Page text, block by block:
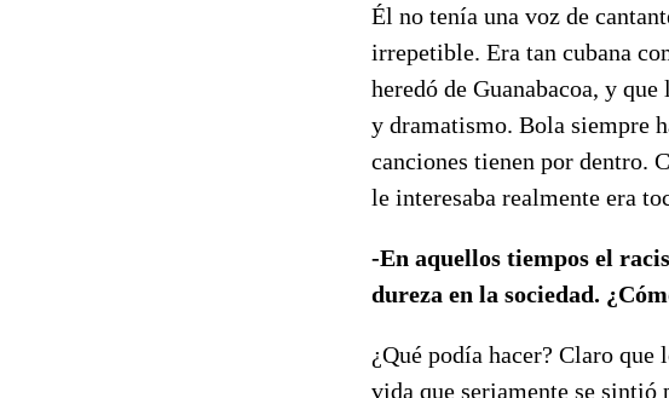
Él no tenía una voz de
irrepetible. Era tan cubana
heredó de Guanabacoa, y
y dramatismo. Bola siempre
canciones tienen por dentro.
le interesaba realmente era
-En aquellos tiempos el
dureza en la sociedad.
¿Qué podía hacer? Claro
vida que seriamente se sintió